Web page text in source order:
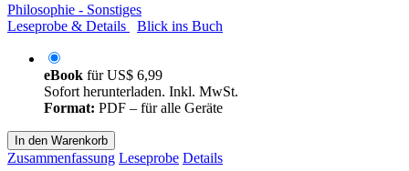
Philosophie - Sonstiges
Leseprobe & Details
Blick ins Buch
eBook fürUS$ 6,99
Sofort herunterladen. Inkl. MwSt.
Format: PDF – für alle Geräte
In den Warenkorb
Zusammenfassung Leseprobe Details